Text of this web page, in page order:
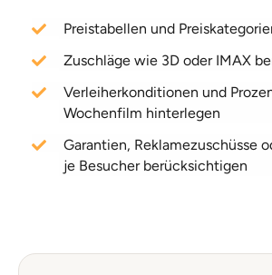
Preistabellen und
Zuschläge wie 3D oder IMAX
Verleiherkonditionen und
Wochenfilm hinterlegen
Garantien, Reklamezuschüsse
je Besucher berücksichtigen